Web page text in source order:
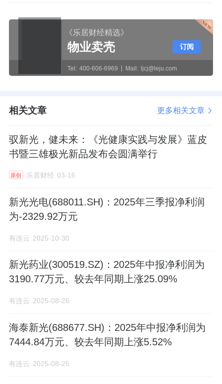
《乐居财经精选》
物业卖壳
Tel: 400-606-6969 Mail: ljcj@leju.com
订阅
相关文章 更多相关文章
驭新光，健未来：《光健康实践与发展》蓝皮
书暨三雄极光新品发布会圆满举行
原创 乐居财经 03-16
新光光电(688011.SH)：2025年三季报净利润
为-2329.92万元
有连云 2025-10-30
新光药业(300519.SZ)：2025年中报净利润为
3190.77万元、较去年同期上涨25.09%
有连云 2025-08-26
海泰新光(688677.SH)：2025年中报净利润为
7444.84万元、较去年同期上涨5.52%
有连云 2025-08-25